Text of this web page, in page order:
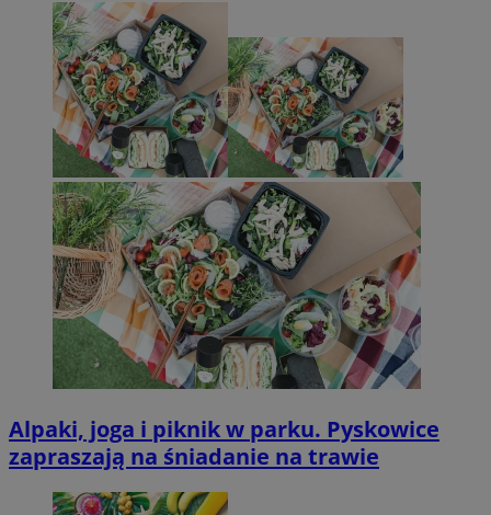
Alpaki, joga i piknik w parku. Pyskowice
zapraszają na śniadanie na trawie